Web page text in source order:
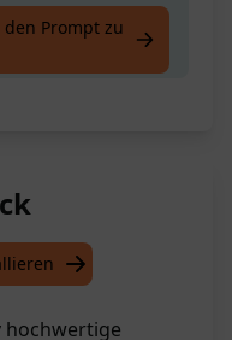
den Prompt zu
hochwertige